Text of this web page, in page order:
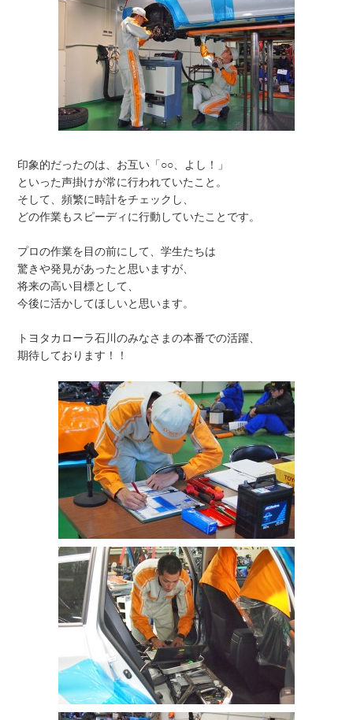
印象的だったのは、お互い「○○、よし！」
といった声掛けが常に行われていたこと。
そして、頻繁に時計をチェックし、
どの作業もスピーディに行動していたことです。
プロの作業を目の前にして、学生たちは
驚きや発見があったと思いますが、
将来の高い目標として、
今後に活かしてほしいと思います。
トヨタカローラ石川のみなさまの本番での活躍、
期待しております！！